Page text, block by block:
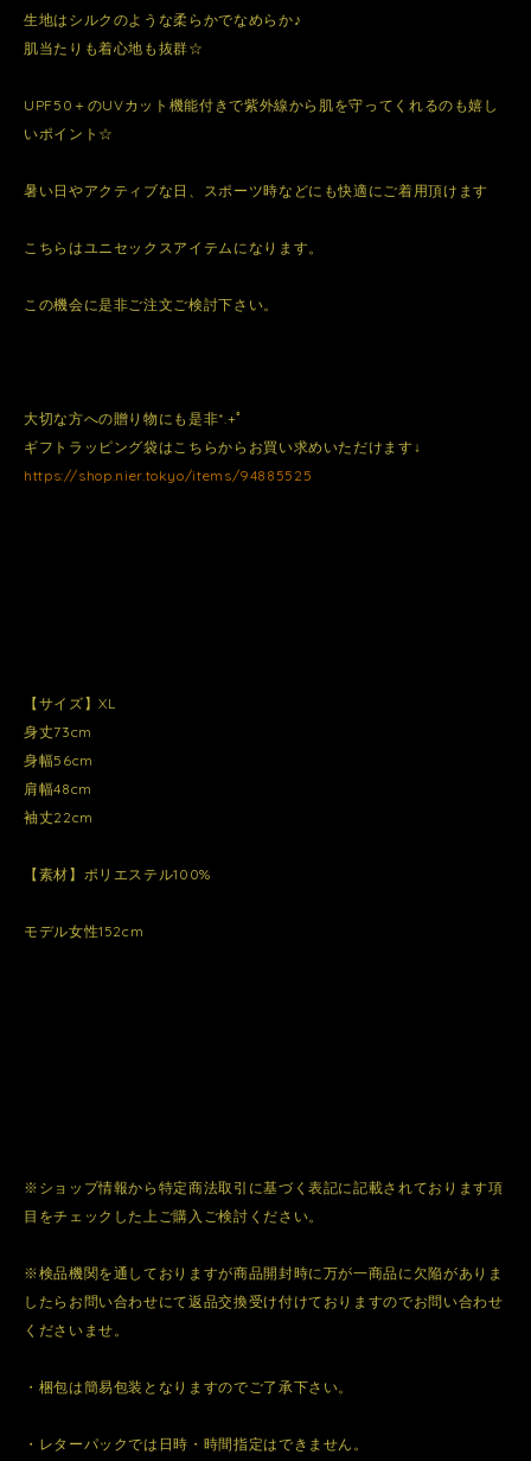
生地はシルクのような柔らかでなめらか♪
肌当たりも着心地も抜群☆
UPF50＋のUVカット機能付きで紫外線から肌を守ってくれるのも嬉し
いポイント☆
暑い日やアクティブな日、スポーツ時などにも快適にご着用頂けます
こちらはユニセックスアイテムになります。
この機会に是非ご注文ご検討下さい。
大切な方への贈り物にも是非*.+ﾟ
ギフトラッピング袋はこちらからお買い求めいただけます↓
https://shop.nier.tokyo/items/94885525
【サイズ】XL
身丈73cm
身幅56cm
肩幅48cm
袖丈22cm
【素材】ポリエステル100%
モデル女性152cm
※ショップ情報から特定商法取引に基づく表記に記載されております項
目をチェックした上ご購入ご検討ください。
※検品機関を通しておりますが商品開封時に万が一商品に欠陥がありま
したらお問い合わせにて返品交換受け付けておりますのでお問い合わせ
くださいませ。
・梱包は簡易包装となりますのでご了承下さい。
・レターパックでは日時・時間指定はできません。